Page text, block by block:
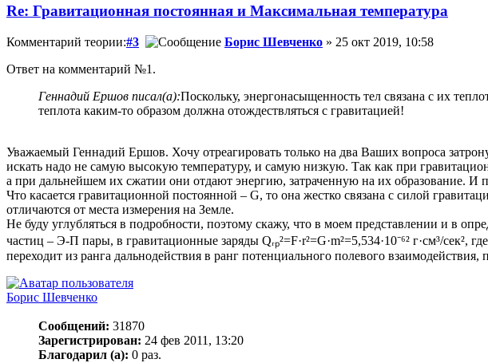
Re: Гравитационная постоянная и Максимальная температура
Комментарий теории:#3 Борис Шевченко » 25 окт 2019, 10:58
Ответ на комментарий №1.
Геннадий Ершов писал(а):Поскольку, энергонасыщенность тел связана с их
теплота каким-то образом должна отождествляться с гравитацией!
Уважаемый Геннадий Ершов. Хочу отреагировать только на два Ваших вопроса
искать надо не самую высокую температуру, и самую низкую. Так как при
а при дальнейшем их сжатии они отдают энергию, затраченную на их образование. И
Что касается гравитационной постоянной – G, то она жестко связана с силой
отличаются от места измерения на Земле.
Не буду углубляться в подробности, поэтому скажу, что в моем представлении и в
частиц – Э-П пары, в гравитационные заряды Qᵣₚ²=F·r²=G·m²=5,534·10⁻⁶² г·см³/
переходит из ранга дальнодействия в ранг потенциального полевого
Борис Шевченко
Сообщений: 31870
Зарегистрирован: 24 фев 2011, 13:20
Благодарил (а): 0 раз.